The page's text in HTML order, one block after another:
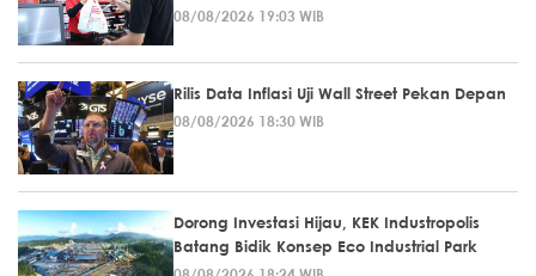
08/08/2026 19:03 WIB
Rilis Data Inflasi Uji Wall Street Pekan Depan
08/08/2026 18:30 WIB
Dorong Investasi Hijau, KEK Industropolis
Batang Bidik Konsep Eco Industrial Park